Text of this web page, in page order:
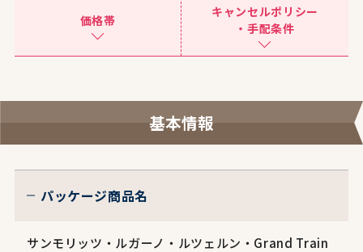
価格帯
キャンセルポリシー
・手配条件
基本情報
パッケージ商品名
サンモリッツ・ルガーノ・ルツェルン・Grand Train